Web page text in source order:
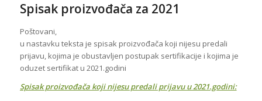
Spisak proizvođača za 2021
Poštovani,
u nastavku teksta je spisak proizvođača koji nijesu predali
prijavu, kojima je obustavljen postupak sertifikacije i kojima je
oduzet sertifikat u 2021.godini
Spisak proizvođača koji nijesu predali prijavu u 2021.godini: